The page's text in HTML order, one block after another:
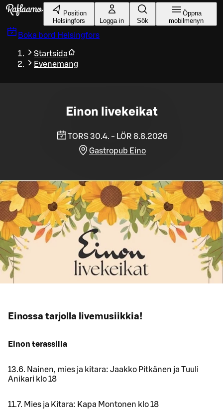
Gå till huvudinnehållet
Position
Helsingfors
Logga in Sök
Öppna
mobilmenyn
Boka bord Helsingfors
Startsida
Evenemang
Einon livekeikat
TORS 30.4. - LÖR 8.8.2026
Gastropub Eino
Einossa tarjolla livemusiikkia!
Einon terassilla
13.6. Nainen, mies ja kitara: Jaakko Pitkänen ja Tuuli
Anikari klo 18
11.7. Mies ja Kitara: Kapa Montonen klo 18